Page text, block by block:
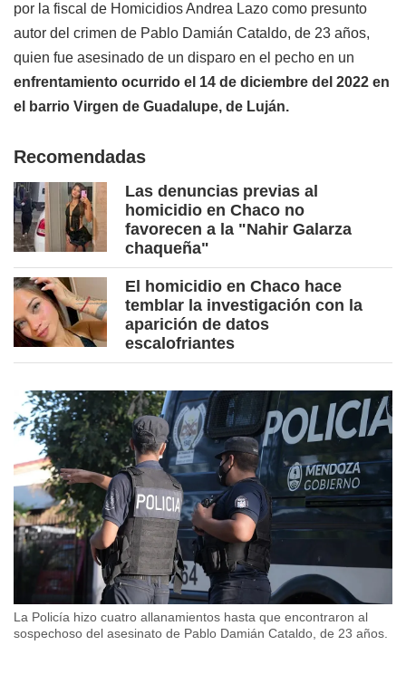
por la fiscal de Homicidios Andrea Lazo como presunto
autor del crimen de Pablo Damián Cataldo, de 23 años,
quien fue asesinado de un disparo en el pecho en un
enfrentamiento ocurrido el 14 de diciembre del 2022 en
el barrio Virgen de Guadalupe, de Luján.
Recomendadas
Las denuncias previas al
homicidio en Chaco no
favorecen a la "Nahir Galarza
chaqueña"
El homicidio en Chaco hace
temblar la investigación con la
aparición de datos
escalofriantes
La Policía hizo cuatro allanamientos hasta que encontraron al
sospechoso del asesinato de Pablo Damián Cataldo, de 23 años.